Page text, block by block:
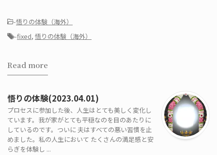
-悟りの体験（海外）
-fixed, 悟りの体験（海外）
Read more
悟りの体験(2023.04.01)
プロセスに参加した後、人生はとても美しく変化し
ています。我が家がとても平穏なのを目のあたりに
しているのです。ついに 夫はすべての悪い習慣を止
めました。私の人生において たくさんの満足感と安
らぎを体験し ...